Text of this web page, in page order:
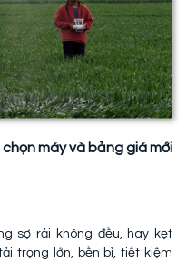
máy và bảng giá mới
sợ rải không đều, hay kẹt
trọng lớn, bền bỉ, tiết kiệm